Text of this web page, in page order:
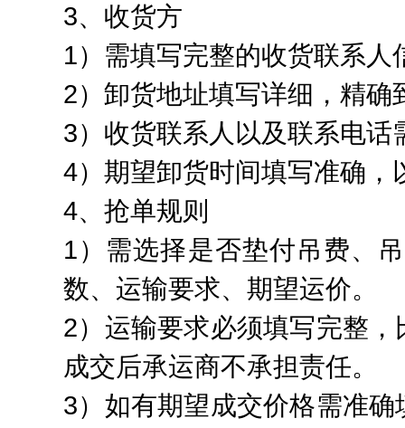
3、收货方
1）需填写完整的收货联系
2）卸货地址填写详细，精
3）收货联系人以及联系电
4）期望卸货时间填写准确
4、抢单规则
1）需选择是否垫付吊费、
数、运输要求、期望运价。
2）运输要求必须填写完整
成交后承运商不承担责任。
3）如有期望成交价格需准